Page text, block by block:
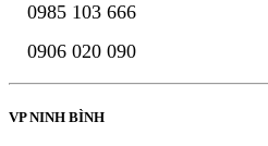
0985 103 666
0906 020 090
VP NINH BÌNH